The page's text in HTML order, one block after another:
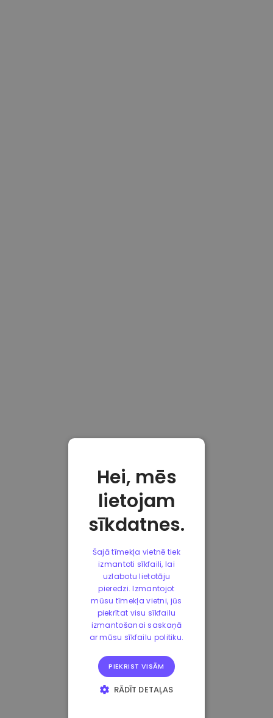
Hei, mēs
lietojam
sīkdatnes.
Šajā tīmekļa vietnē tiek
izmantoti sīkfaili, lai
uzlabotu lietotāju
pieredzi. Izmantojot
mūsu tīmekļa vietni, jūs
piekrītat visu sīkfailu
izmantošanai saskaņā
ar mūsu sīkfailu politiku.
PIEKRIST VISĀM
RĀDĪT DETAĻAS